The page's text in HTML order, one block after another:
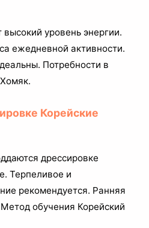
уровень энергии.
ежедневной активности.
Потребности в
Корейские
дрессировке
Терпеливое и
рекомендуется. Ранняя
обучения Корейский